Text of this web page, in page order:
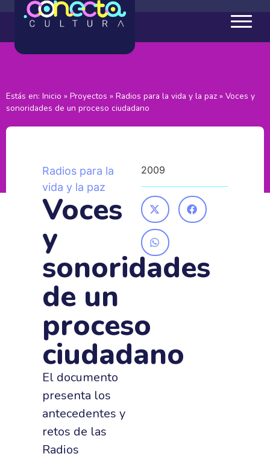
Estás en: Inicio » Proyectos » Radios para la vida y la paz » Voces y
sonoridades de un proceso ciudadano
Radios para la
vida y la paz
Voces
y
sonoridades
de un
proceso
ciudadano
El documento
presenta los
antecedentes y
retos de las
Radios
2009